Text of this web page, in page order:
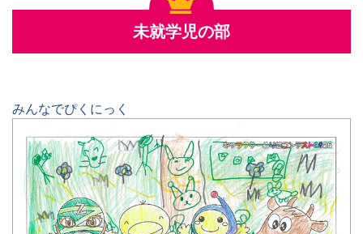
未就学児の部
みんなでぴくにっく